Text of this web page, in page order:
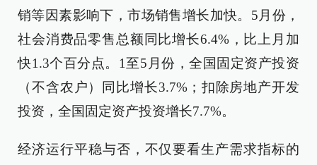
销等因素影响下，市场销售增长加快。5月份，
社会消费品零售总额同比增长6.4%，比上月加
快1.3个百分点。1至5月份，全国固定资产投资
（不含农户）同比增长3.7%；扣除房地产开发
投资，全国固定资产投资增长7.7%。
经济运行平稳与否，不仅要看生产需求指标的